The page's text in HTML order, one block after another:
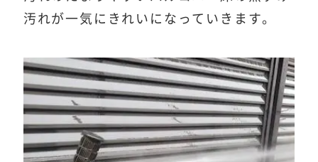
汚れが一気にきれいになっていきます。